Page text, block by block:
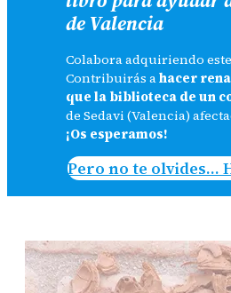
de Valencia
Colabora adquiriendo
Contribuirás ahacer
que la biblioteca de un
de Sedavi (Valencia)
¡Os esperamos!
Pero no te olvides…